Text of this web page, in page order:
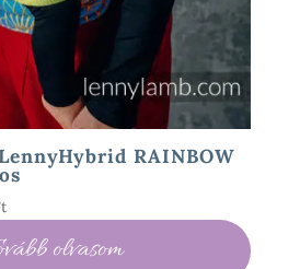
RAINBOW
Ártartomány:
600 Ft olvasom